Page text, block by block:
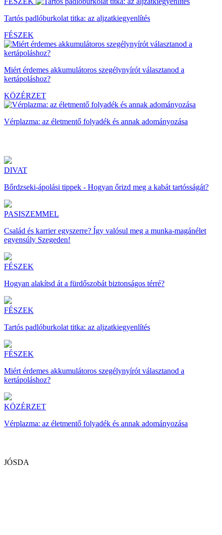
Tartós padlóburkolat titka: az aljzatkiegyenlítés
FÉSZEK
Miért érdemes akkumulátoros szegélynyírót választanod a
kertápoláshoz?
KÖZÉRZET
Vérplazma: az életmentő folyadék és annak adományozása
DIVAT
Bőrdzseki-ápolási tippek - Hogyan őrizd meg a kabát tartósságát?
PASISZEMMEL
Család és karrier egyszerre? Így valósul meg a munka-magánélet
egyensúly Szegeden!
FÉSZEK
Hogyan alakítsd át a fürdőszobát biztonságos térré?
FÉSZEK
Tartós padlóburkolat titka: az aljzatkiegyenlítés
FÉSZEK
Miért érdemes akkumulátoros szegélynyírót választanod a
kertápoláshoz?
KÖZÉRZET
Vérplazma: az életmentő folyadék és annak adományozása
JÓSDA